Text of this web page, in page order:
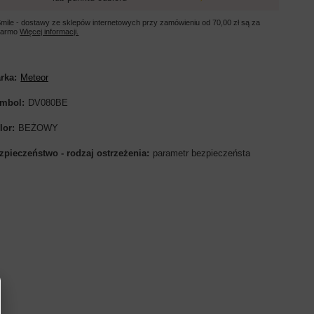
- dostawy ze sklepów internetowych przy zamówieniu od 70,00 zł są za
Więcej informacji.
Meteor
DV080BE
BEŻOWY
- rodzaj ostrzeżenia parametr bezpieczeństa